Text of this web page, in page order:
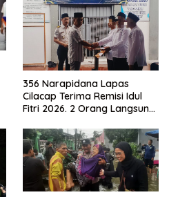
356 Narapidana Lapas
Cilacap Terima Remisi Idul
Fitri 2026. 2 Orang Langsung